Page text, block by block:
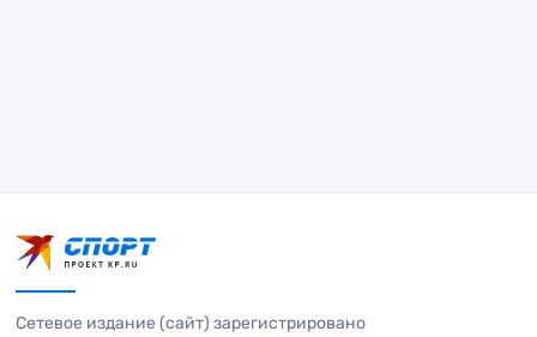
Сетевое издание (сайт) зарегистрировано